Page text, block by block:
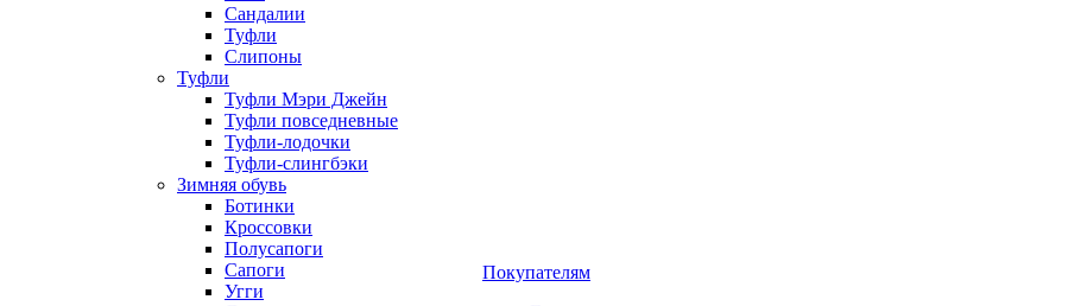
Сандалии
Туфли
Слипоны
Туфли
Туфли Мэри Джейн
Туфли повседневные
Туфли-лодочки
Туфли-слингбэки
Зимняя обувь
Ботинки
Кроссовки
Полусапоги
Сапоги
Угги
Покупателям